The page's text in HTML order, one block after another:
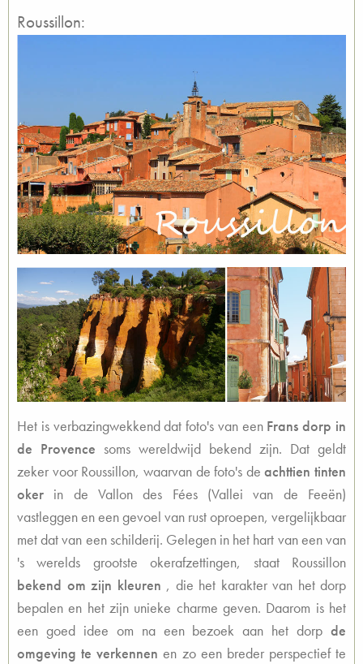
Roussillon:
Het is verbazingwekkend dat foto's van een Frans dorp in
de Provence soms wereldwijd bekend zijn. Dat geldt
zeker voor Roussillon, waarvan de foto's deachttien tinten
oker in de Vallon des Fées (Vallei van de Feeën)
vastleggen en een gevoel van rust oproepen, vergelijkbaar
met dat van een schilderij. Gelegen in het hart van een van
's werelds grootste okerafzettingen, staat Roussillon
bekend om zijn kleuren , die het karakter van het dorp
bepalen en het zijn unieke charme geven. Daarom is het
een goed idee om na een bezoek aan het dorp de
omgeving te verkennen en zo een breder perspectief te